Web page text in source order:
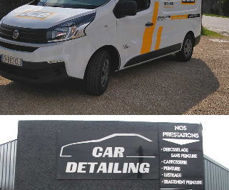
JCB
Marquage véhicules
CAR DETAILING